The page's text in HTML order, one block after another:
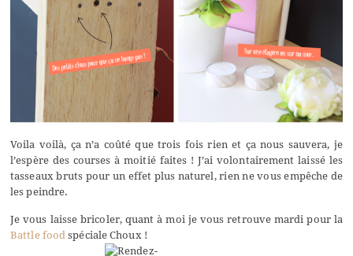
Voila voilà, ça n’a coûté que trois fois rien et ça nous sauvera, je
l’espère des courses à moitié faites ! J’ai volontairement laissé les
tasseaux bruts pour un effet plus naturel, rien ne vous empêche de
les peindre.
Je vous laisse bricoler, quant à moi je vous retrouve mardi pour la
Battle food spéciale Choux !